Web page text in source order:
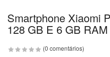
Smartphone Xiaomi
128 GB E 6 GB RAM
(0 comentários)